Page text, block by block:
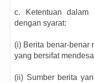
c. Ketentuan
dengan syarat:
(i) Berita benar-benar
yang bersifat
(ii) Sumber berita